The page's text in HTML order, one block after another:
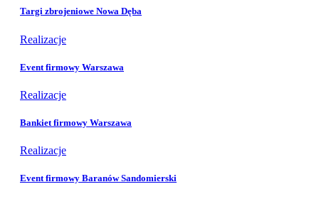
Targi zbrojeniowe Nowa Dęba
Realizacje
Event firmowy Warszawa
Realizacje
Bankiet firmowy Warszawa
Realizacje
Event firmowy Baranów Sandomierski